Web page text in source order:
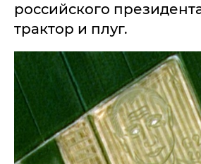
российского
трактор и плуг.